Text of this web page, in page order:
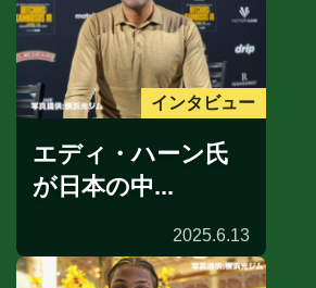
インタビュー
エディ・ハーン氏
が日本の中...
2025.6.13